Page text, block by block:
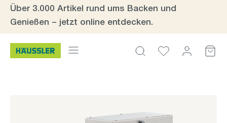
Zum Hauptinhalt springen
Über 3.000 Artikel rund ums Backen und
Genießen – jetzt online entdecken.